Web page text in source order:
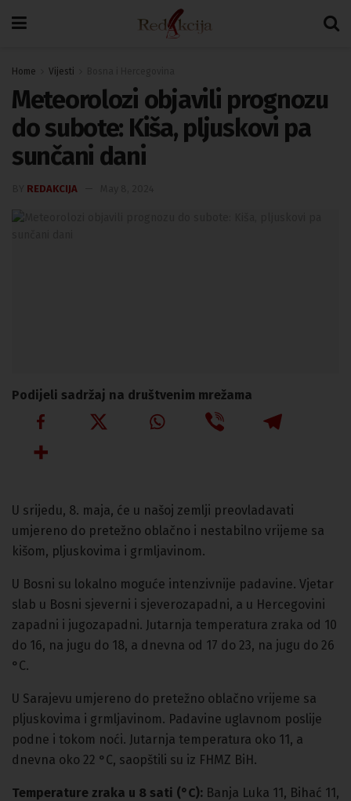
Home Vijesti
Meteorolozi objavili prognozu
do subote: Kiša, pljuskovi pa
sunčani dani
REDAKCIJA
Podijeli sadržaj na društvenim mrežama
U srijedu, 8. maja, će u našoj zemlji preovladavati
umjereno do pretežno oblačno i nestabilno vrijeme sa
kišom, pljuskovima i grmljavinom.
U Bosni su lokalno moguće intenzivnije padavine. Vjetar
slab u Bosni sjeverni i sjeverozapadni, a u Hercegovini
zapadni i jugozapadni. Jutarnja temperatura zraka od 10
do 16, na jugu do 18, a dnevna od 17 do 23, na jugu do 26
°C.
U Sarajevu umjereno do pretežno oblačno vrijeme sa
pljuskovima i grmljavinom. Padavine uglavnom poslije
podne i tokom noći. Jutarnja temperatura oko 11, a
dnevna oko 22 °C, saopštili su iz FHMZ BiH.
Temperature zraka u 8 sati (°C): Banja Luka 11, Bihać 11,